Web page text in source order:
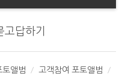
고답하기
토앨범
고객참여 포토앨범